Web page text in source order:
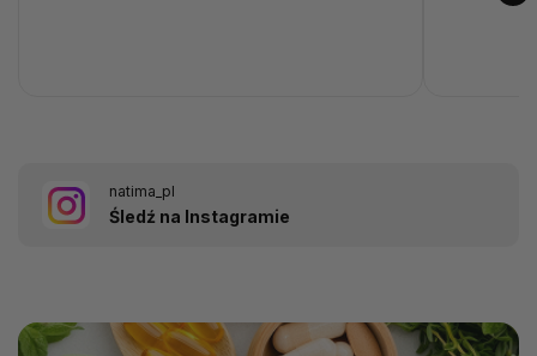
natima_pl
Śledź na Instagramie